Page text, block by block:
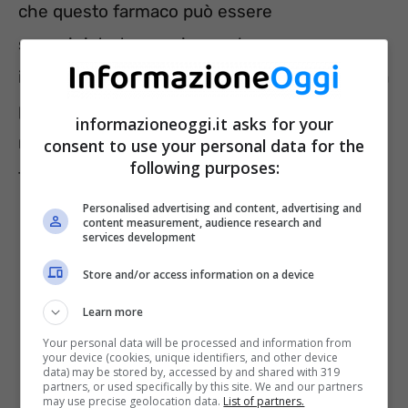
che questo farmaco può essere
somministrato per via nasale e non per
iniezione risulta essere una importante svolta
per le persone affette da questa patologia che
non dovranno più sottoporsi alle iniezioni
fastidiose e tal volta anche dolorose.
informazioneoggi.it asks for your
consent to use your personal data for the
following purposes:
Personalised advertising and content, advertising and
content measurement, audience research and
services development
Store and/or access information on a device
Learn more
Your personal data will be processed and information from
your device (cookies, unique identifiers, and other device
data) may be stored by, accessed by and shared with 319
partners, or used specifically by this site. We and our partners
may use precise geolocation data. List of partners.